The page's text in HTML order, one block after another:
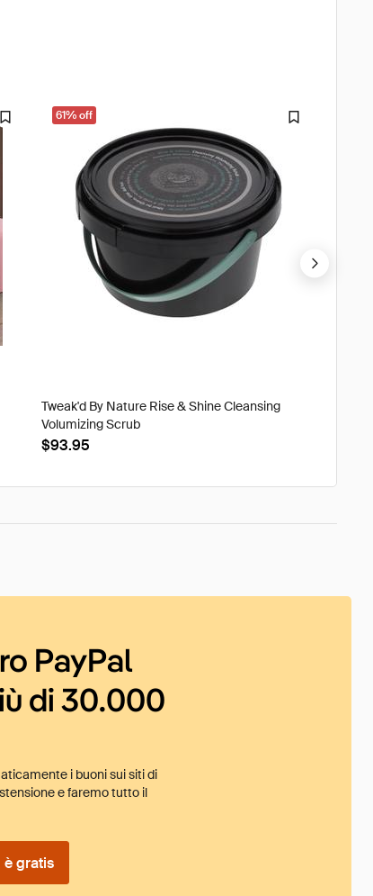
61% off
Tweak'd By Nature Rise & Shine Cleansing
Volumizing Scrub
$93.95
PayPal
di 30.000
i buoni sui siti di
e faremo tutto il
è gratis